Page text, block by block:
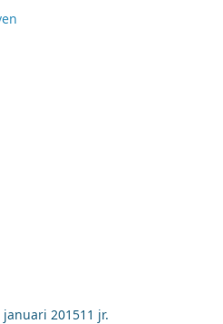
met hun elfde studioalbum
januari 201511 jr.